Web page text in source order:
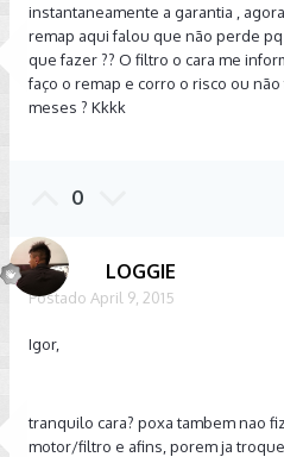
instantaneamente a garantia ,
remap aqui falou que não perde
que fazer ?? O filtro o cara me
faço o remap e corro o risco ou
meses ? Kkkk
0
LOGGIE
Postado April 9, 2015
Igor,
tranquilo cara? poxa tambem nao
motor/filtro e afins, porem ja